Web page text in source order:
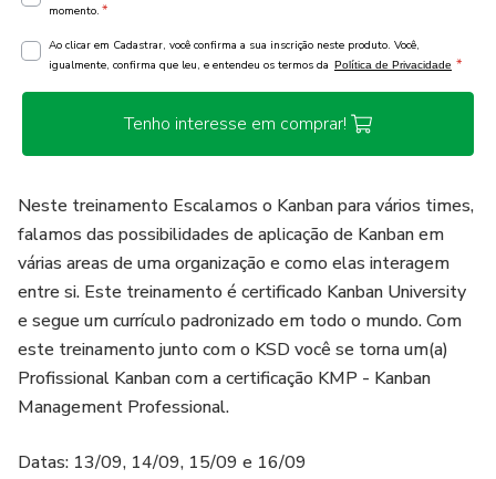
momento. *
Ao clicar em Cadastrar, você confirma a sua inscrição neste produto. Você,
igualmente, confirma que leu, e entendeu os termos da Política de Privacidade *
Tenho interesse em comprar!
Neste treinamento Escalamos o Kanban para vários times,
falamos das possibilidades de aplicação de Kanban em
várias areas de uma organização e como elas interagem
entre si. Este treinamento é certificado Kanban University
e segue um currículo padronizado em todo o mundo. Com
este treinamento junto com o KSD você se torna um(a)
Profissional Kanban com a certificação KMP - Kanban
Management Professional.
Datas: 13/09, 14/09, 15/09 e 16/09